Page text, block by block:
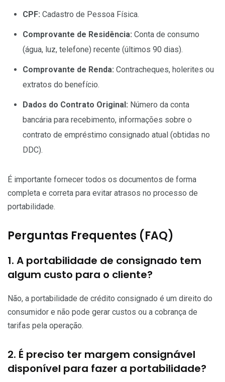
CPF: Cadastro de Pessoa Física.
Comprovante de Residência: Conta de consumo
(água, luz, telefone) recente (últimos 90 dias).
Comprovante de Renda: Contracheques, holerites ou
extratos do benefício.
Dados do Contrato Original: Número da conta
bancária para recebimento, informações sobre o
contrato de empréstimo consignado atual (obtidas no
DDC).
É importante fornecer todos os documentos de forma
completa e correta para evitar atrasos no processo de
portabilidade.
Perguntas Frequentes (FAQ)
1. A portabilidade de consignado tem
algum custo para o cliente?
Não, a portabilidade de crédito consignado é um direito do
consumidor e não pode gerar custos ou a cobrança de
tarifas pela operação.
2. É preciso ter margem consignável
disponível para fazer a portabilidade?